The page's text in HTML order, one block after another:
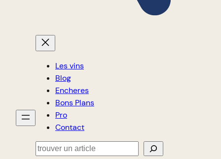
Les vins
Blog
Encheres
Bons Plans
Pro
Contact
Rechercher